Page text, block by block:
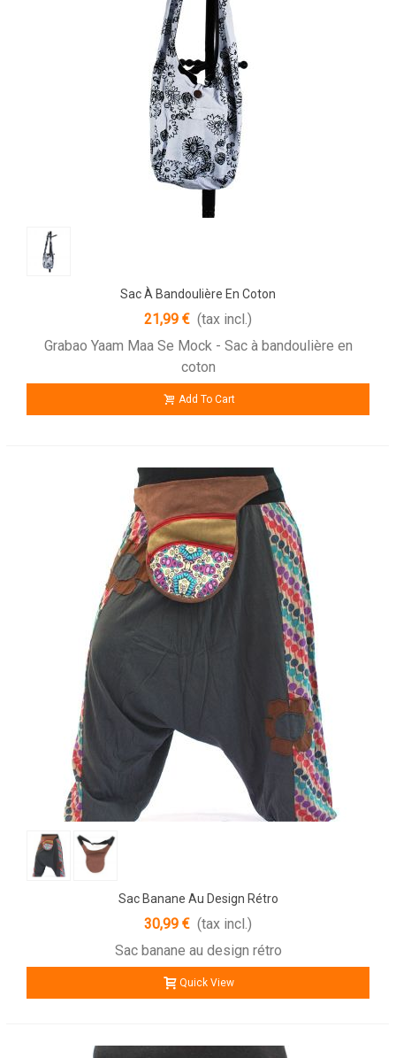
Sac À Bandoulière En Coton
21,99 € (tax incl.)
Grabao Yaam Maa Se Mock - Sac à bandoulière en
coton
Add To Cart
Sac Banane Au Design Rétro
30,99 € (tax incl.)
Sac banane au design rétro
Quick View